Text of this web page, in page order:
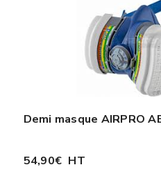
Demi masque AIRPRO
54,90€ HT